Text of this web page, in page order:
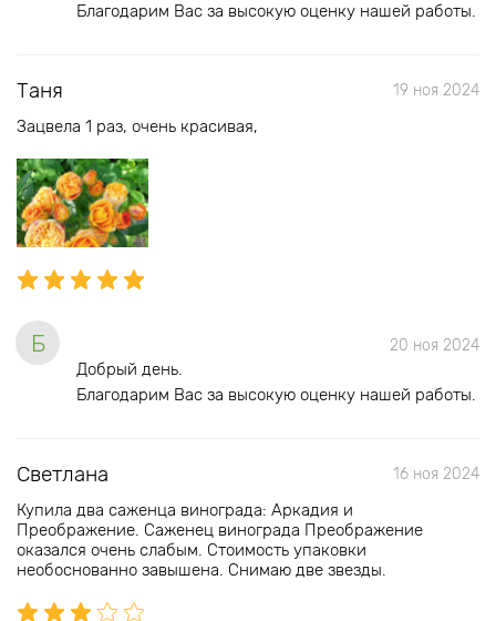
Благодарим Вас за высокую оценку нашей работы.
Таня 19 ноя 2024
Зацвела 1 раз, очень красивая,
Б 20 ноя 2024
Добрый день.
Благодарим Вас за высокую оценку нашей работы.
Светлана 16 ноя 2024
Купила два саженца винограда: Аркадия и
Преображение. Саженец винограда Преображение
оказался очень слабым. Стоимость упаковки
необоснованно завышена. Снимаю две звезды.